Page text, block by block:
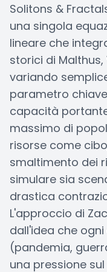
Solitons &
una singola
lineare che
storici di Malthus,
variando
parametro
capacità
massimo di
risorse come
smaltimento dei
simulare sia
drastica
L'approccio di
dall'idea che
(pandemia,
una pressione